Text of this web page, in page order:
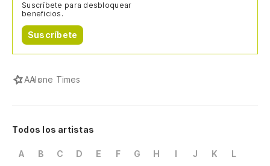
Suscríbete para desbloquear
beneficios.
Suscríbete
AAlone Times
Todos los artistas
A B C D E F G H I J K
L